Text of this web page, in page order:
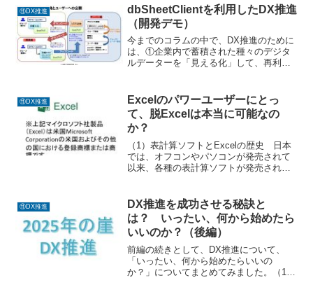
⑪DX推進
dbSheetClientを利用したDX推進
（開発デモ）
今までのコラムの中で、DX推進のために
は、①企業内で蓄積された種々のデジタ
ルデーターを「見える化」して、再利用
れてきたExcelを最大限利用して、データ
ーベースを利用し...
⑪DX推進
Excelのパワーユーザーにとっ
て、脱Excelは本当に可能なの
か？
（1）表計算ソフトとExcelの歴史 日本
では、オフコンやパソコンが発売されて
以来、各種の表計算ソフトが発売されま
が圧倒的なシェアを占めていました...
⑪DX推進
DX推進を成功させる秘訣と
は？ いったい、何から始めたら
いいのか？（後編）
前編の続きとして、DX推進について、
「いったい、何から始めたらいいの
か？」についてまとめてみました。（1）